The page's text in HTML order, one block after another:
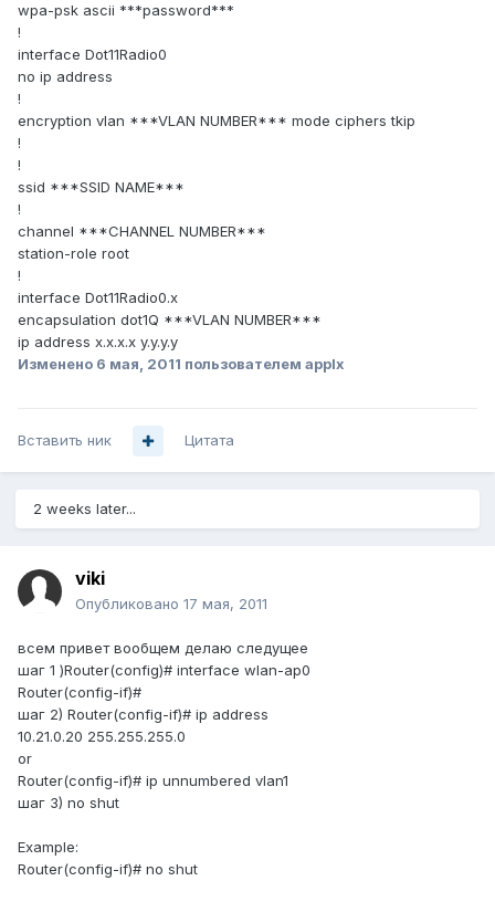
wpa-psk ascii ***password***
!
interface Dot11Radio0
no ip address
!
encryption vlan ***VLAN NUMBER*** mode ciphers tkip
!
!
ssid ***SSID NAME***
!
channel ***CHANNEL NUMBER***
station-role root
!
interface Dot11Radio0.x
encapsulation dot1Q ***VLAN NUMBER***
ip address x.x.x.x y.y.y.y
Изменено 6 мая, 2011 пользователем applx
Вставить ник Цитата
2 weeks later...
viki
Опубликовано 17 мая, 2011
всем привет вообщем делаю следущее
шаг 1 )Router(config)# interface wlan-ap0
Router(config-if)#
шаг 2) Router(config-if)# ip address
10.21.0.20 255.255.255.0
or
Router(config-if)# ip unnumbered vlan1
шаг 3) no shut
Example:
Router(config-if)# no shut